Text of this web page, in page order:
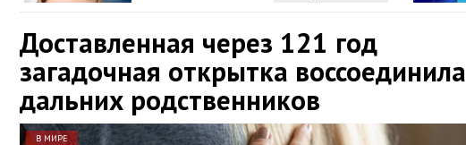
Доставленная через 121 год
загадочная открытка воссоединила
дальних родственников
В МИРЕ